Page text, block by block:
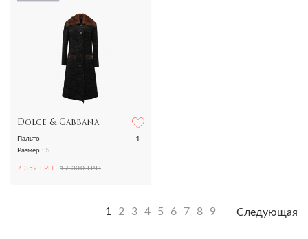
Dolce & Gabbana
1
Пальто
Размер : S
7 352 ГРН 17 300 ГРН
1 2 3 4 5 6 7 8 9 Следующая